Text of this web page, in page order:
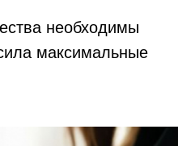
необходимы
максимальные